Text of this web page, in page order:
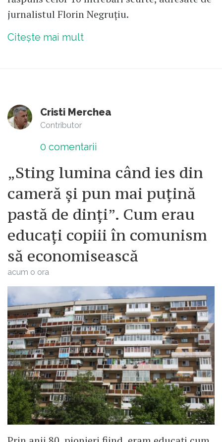
jurnalistul Florin Negruțiu.
Citește mai mult
Cristi Merchea
Contributor
0 comentarii
„Sting lumina când ies din
cameră și pun mai puțină
pastă de dinți”. Cum erau
educați copiii în comunism
să economisească
acum o ora